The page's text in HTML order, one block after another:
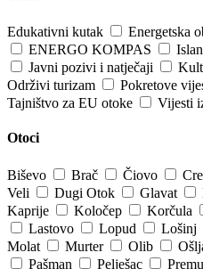
Edukativni kutak Energetska
ENERGO KOMPAS
Javni pozivi i natječaji
Održivi turizam
Pokretove
Tajništvo za EU otoke
Vijesti
Otoci
Biševo Brač Čiovo
Veli
Dugi Otok Glavat
Kaprije
Koločep Korčula
Lastovo
Lopud Lošinj
Molat
Murter Olib
Pašman
Pelješac